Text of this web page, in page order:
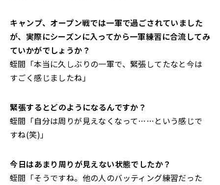
――キャンプ、オープン戦では一軍で過ごされていました
が、実際にシーズンに入ってから一軍練習に合流してみ
ていかがでしょうか？
蛭間「本当に久しぶりの一軍で、緊張してたなと今は
すごく感じましたね」
――緊張するとどのようになるんですか？
蛭間「自分は周りが見えなくなって……という感じで
すね(笑)」
――今日はあまり周りが見えない状態でしたか？
蛭間「そうですね。他の人のバッティング練習だった